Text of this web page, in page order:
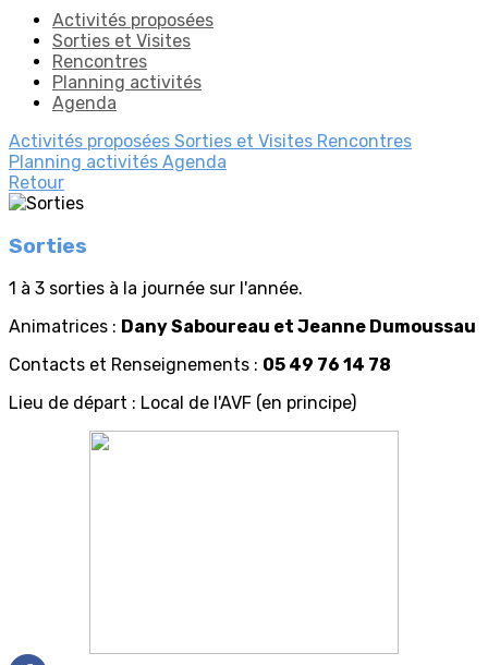
Activités proposées
Sorties et Visites
Rencontres
Planning activités
Agenda
Activités proposées Sorties et Visites Rencontres
Planning activités Agenda
Retour
Sorties
1 à 3 sorties à la journée sur l'année.
Animatrices : Dany Saboureau et Jeanne Dumoussau
Contacts et Renseignements : 05 49 76 14 78
Lieu de départ : Local de l'AVF (en principe)